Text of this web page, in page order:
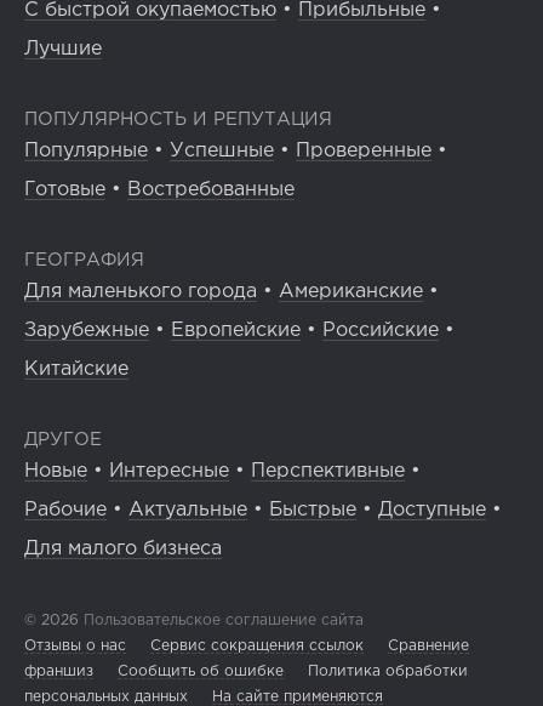
С быстрой окупаемостью • Прибыльные •
Лучшие
ПОПУЛЯРНОСТЬ И РЕПУТАЦИЯ
Популярные • Успешные • Проверенные •
Готовые • Востребованные
ГЕОГРАФИЯ
Для маленького города • Американские •
Зарубежные • Европейские • Российские •
Китайские
ДРУГОЕ
Новые • Интересные • Перспективные •
Рабочие • Актуальные • Быстрые • Доступные •
Для малого бизнеса
© 2026 Пользовательское соглашение сайта
Отзывы о нас
Сервис сокращения ссылок
Сравнение
франшиз
Сообщить об ошибке
Политика обработки
персональных данных
На сайте применяются